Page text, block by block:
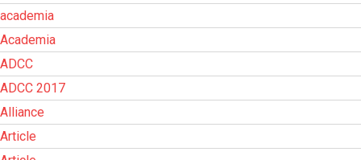
academia
Academia
ADCC
ADCC 2017
Alliance
Article